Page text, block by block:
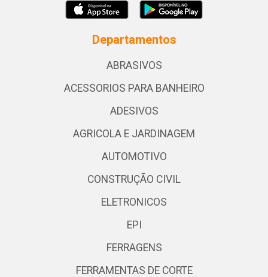
Departamentos
ABRASIVOS
ACESSORIOS PARA BANHEIRO
ADESIVOS
AGRICOLA E JARDINAGEM
AUTOMOTIVO
CONSTRUÇÃO CIVIL
ELETRONICOS
EPI
FERRAGENS
FERRAMENTAS DE CORTE